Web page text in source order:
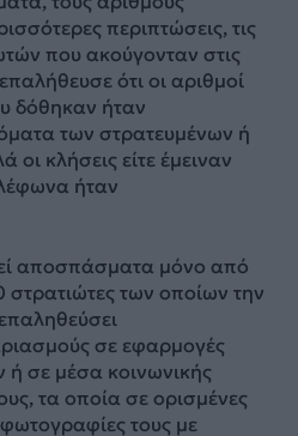
περιπτώσεις, τις
που ακούγονταν στις
ότι οι αριθμοί
δόθηκαν ήταν
των στρατευμένων ή
κλήσεις είτε έμειναν
ήταν
αποσπάσματα μόνο από
στρατιώτες των οποίων την
σε εφαρμογές
σε μέσα κοινωνικής
τα οποία σε ορισμένες
τους με